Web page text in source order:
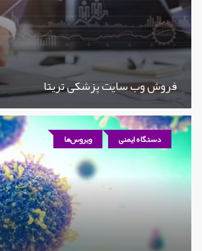
فروش وب سایت پزشکی تریتا
دستگاه ایمنی ویروس‌ها